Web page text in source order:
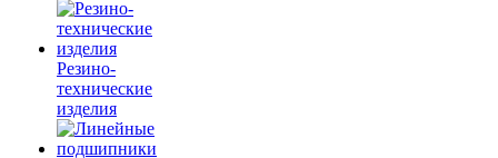
Резино-
технические
изделия